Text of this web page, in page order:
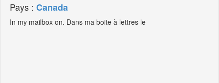
Pays : Canada
In my mailbox on. Dans ma boite à lettres le